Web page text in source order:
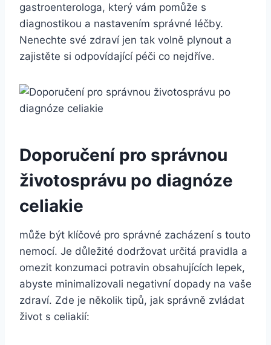
gastroenterologa, který vám pomůže s
diagnostikou a nastavením správné léčby.
Nenechte své zdraví jen tak volně‍ plynout a
zajistěte si odpovídající péči co nejdříve.
Doporučení pro ⁢správnou
životosprávu po ​diagnóze
celiakie
může být klíčové pro správné zacházení s touto
nemocí. Je důležité dodržovat určitá pravidla a
omezit konzumaci ‌potravin obsahujících lepek,
abyste minimalizovali negativní dopady na vaše
‌zdraví. Zde ‌je několik tipů, ​jak správně zvládat
život s celiakií: